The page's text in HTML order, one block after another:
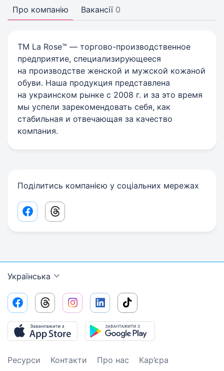
Про компанію Вакансії 0
ТМ La Rose™ — торгово-производственное
предприятие, специализирующееся
на производстве женской и мужской кожаной
обуви. Наша продукция представлена
на украинском рынке с 2008 г. и за это время
мы успели зарекомендовать себя, как
стабильная и отвечающая за качество
компания.
Поділитись компанією у соціальних мережах
Facebook share link
Threads share link
Українська
Ресурси Контакти Про нас
Кар’єра